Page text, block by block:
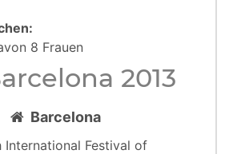
8 Frauen
2013
Barcelona
International Festival of